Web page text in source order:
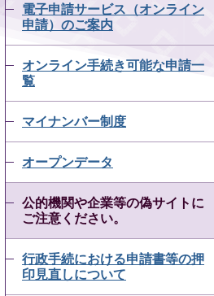
電子申請サービス（オンライン
申請）のご案内
オンライン手続き可能な申請一
覧
マイナンバー制度
オープンデータ
公的機関や企業等の偽サイトに
ご注意ください。
行政手続における申請書等の押
印見直しについて